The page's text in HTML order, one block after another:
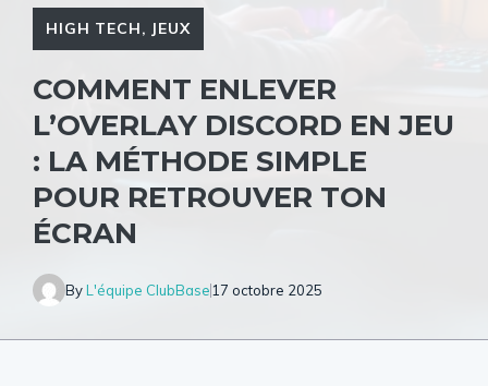
HIGH TECH, JEUX
COMMENT ENLEVER
L’OVERLAY DISCORD EN JEU
: LA MÉTHODE SIMPLE
POUR RETROUVER TON
ÉCRAN
ByL'équipe ClubBase 17 octobre 2025